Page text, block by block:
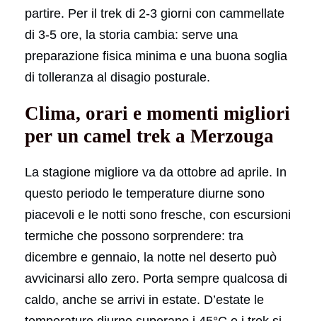
partire. Per il trek di 2-3 giorni con cammellate
di 3-5 ore, la storia cambia: serve una
preparazione fisica minima e una buona soglia
di tolleranza al disagio posturale.
Clima, orari e momenti migliori
per un camel trek a Merzouga
La stagione migliore va da ottobre ad aprile. In
questo periodo le temperature diurne sono
piacevoli e le notti sono fresche, con escursioni
termiche che possono sorprendere: tra
dicembre e gennaio, la notte nel deserto può
avvicinarsi allo zero. Porta sempre qualcosa di
caldo, anche se arrivi in estate. D’estate le